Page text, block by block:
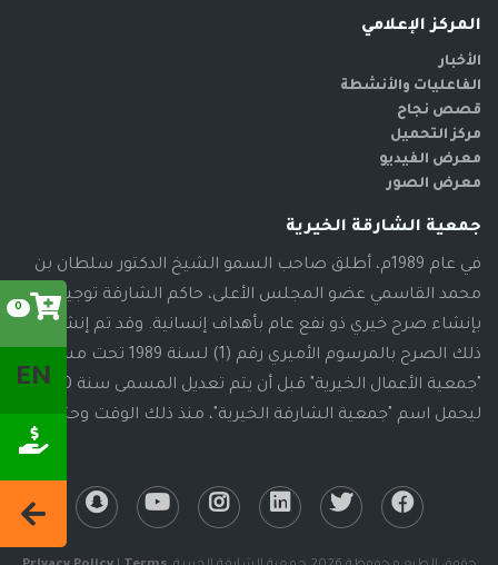
0
EN
المركز الإعلامي
الأخبار
الفاعليات والأنشطة
قصص نجاح
مركز التحميل
معرض الفيديو
معرض الصور
جمعية الشارقة الخيرية
في عام 1989م، أطلق صاحب السمو الشيخ الدكتور سلطان بن
محمد القاسمي عضو المجلس الأعلى، حاكم الشارقة توجيهاته
بإنشاء صرح خيري ذو نفع عام بأهداف إنسانية. وقد تم إنشاء
ذلك الصرح بالمرسوم الأميري رقم (1) لسنة 1989 تحت مسمى
"جمعية الأعمال الخيرية" قبل أن يتم تعديل المسمى سنة 2000م،
ليحمل اسم "جمعية الشارقة الخيرية"، منذ ذلك الوقت وحتى الآن